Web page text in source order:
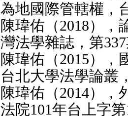
為地國際管轄權，
陳瑋佑（2018），
灣法學雜誌，第
陳瑋佑（2015），
台北大學法學論叢
陳瑋佑（2014），
法院101年台上字